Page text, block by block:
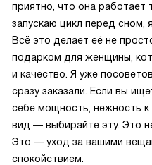
приятно, что она
запускаю цикл перед сном,
Всё это делает её не
подарком для женщины,
и качество. Я уже
сразу заказали. Если вы
себе мощность, нежность к
вид — выбирайте эту. Это
Это — уход за вашими
спокойствием.